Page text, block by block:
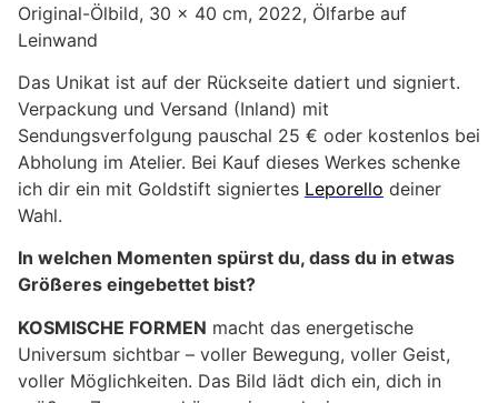
Original-Ölbild, 30 x 40 cm, 2022, Ölfarbe auf
Leinwand
Das Unikat ist auf der Rückseite datiert und signiert.
Verpackung und Versand (Inland) mit
Sendungsverfolgung pauschal 25 € oder kostenlos bei
Abholung im Atelier. Bei Kauf dieses Werkes schenke
ich dir ein mit Goldstift signiertes Leporello deiner
Wahl.
In welchen Momenten spürst du, dass du in etwas
Größeres eingebettet bist?
KOSMISCHE FORMEN macht das energetische
Universum sichtbar – voller Bewegung, voller Geist,
voller Möglichkeiten. Das Bild lädt dich ein, dich in